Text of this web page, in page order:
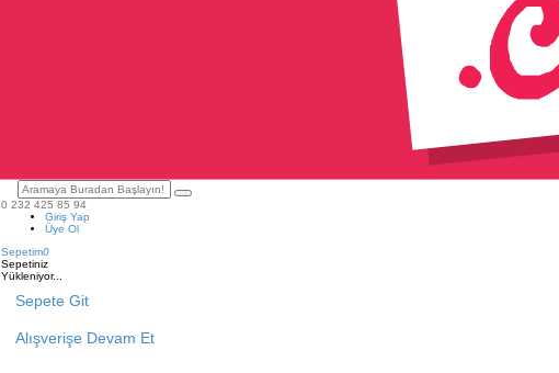
0 232 425 85 94
Giriş Yap
Üye Ol
Sepetim0
Sepetiniz
Yükleniyor...
Sepete Git
Alışverişe Devam Et